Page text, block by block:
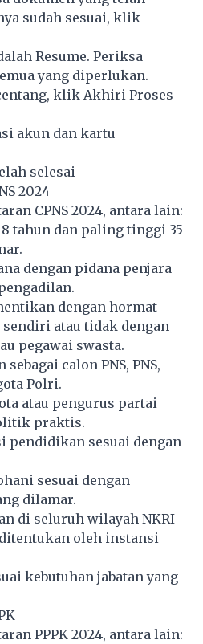
sudah sesuai, klik
Resume. Periksa
yang diperlukan.
klik Akhiri Proses
akun dan kartu
selesai
2024
CPNS 2024, antara lain:
tahun dan paling tinggi 35
dengan pidana penjara
dengan hormat
atau tidak dengan
pegawai swasta.
calon PNS, PNS,
Polri.
atau pengurus partai
praktis.
sesuai dengan
sesuai dengan
dilamar.
di seluruh wilayah NKRI
oleh instansi
kebutuhan jabatan yang
PPPK 2024, antara lain: